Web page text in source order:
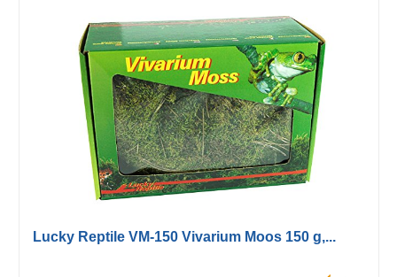
Lucky Reptile VM-150 Vivarium Moos 150 g,...